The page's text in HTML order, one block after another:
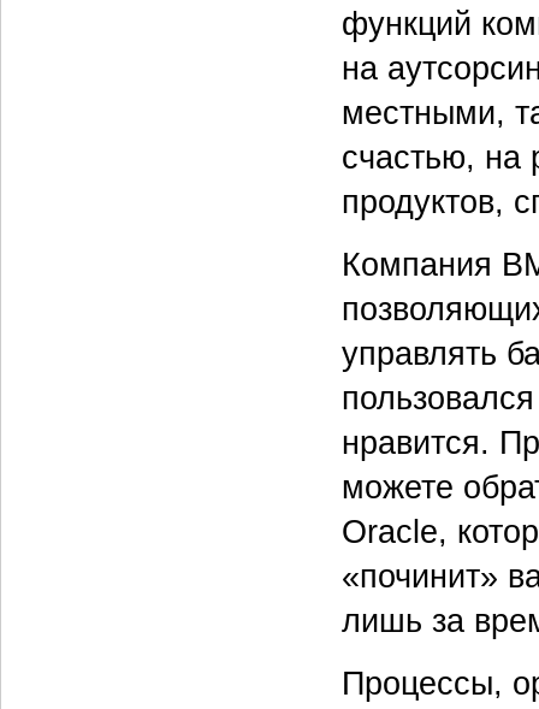
функций
на
местными,
счастью, на
продуктов,
Компания
управлять
нравится.
можете
Oracle,
«починит»
лишь за
Процессы,